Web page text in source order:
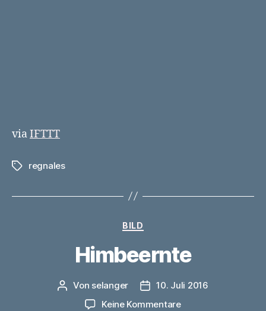
viaIFTTT
Schlagwörter
regnales
Kategorien
BILD
Himbeernte
Beitragsautor
Von selanger Veröffentlichungsdatum
10. Juli 2016
Keine Kommentarezu